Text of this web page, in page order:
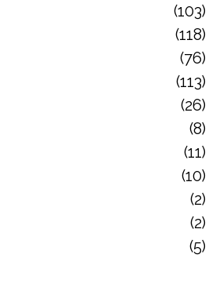
103
118
76
113
26
8
11
10
2
2
5